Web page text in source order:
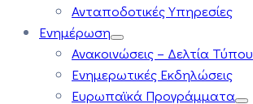
Ανταποδοτικές Υπηρεσίες
Ενημέρωση
Ανακοινώσεις – Δελτία Τύπου
Ενημερωτικές Εκδηλώσεις
Ευρωπαϊκά Προγράμματα